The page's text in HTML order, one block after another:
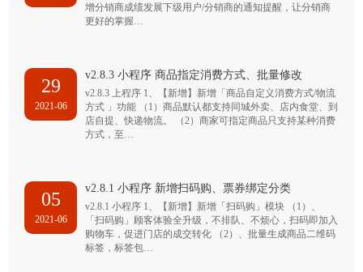
增分销商成绩发展下级用户/分销商的通知提醒，让分销商
更好的掌握…
29
2021-06
v2.8.3 小程序 商品指定消费方式、批量修改
v2.8.3 上程序 1、【新增】新增「商品自定义消费方式/物流
方式 」功能 （1）商品默认都支持同城外卖、店内食堂、到
店自提、快递物流。 （2）商家可指定商品只支持某种消费
方式，至…
05
2021-06
v2.8.1 小程序 新增扫码购、票券绑定分类
v2.8.1 小程序 1、【新增】新增「扫码购」模块 （1）、
「扫码购」顾客体验全升级，不排队、不烦心，扫码即加入
购物车，促进门店的成交转化 （2）、批量生成商品二维码
标签，标签包…